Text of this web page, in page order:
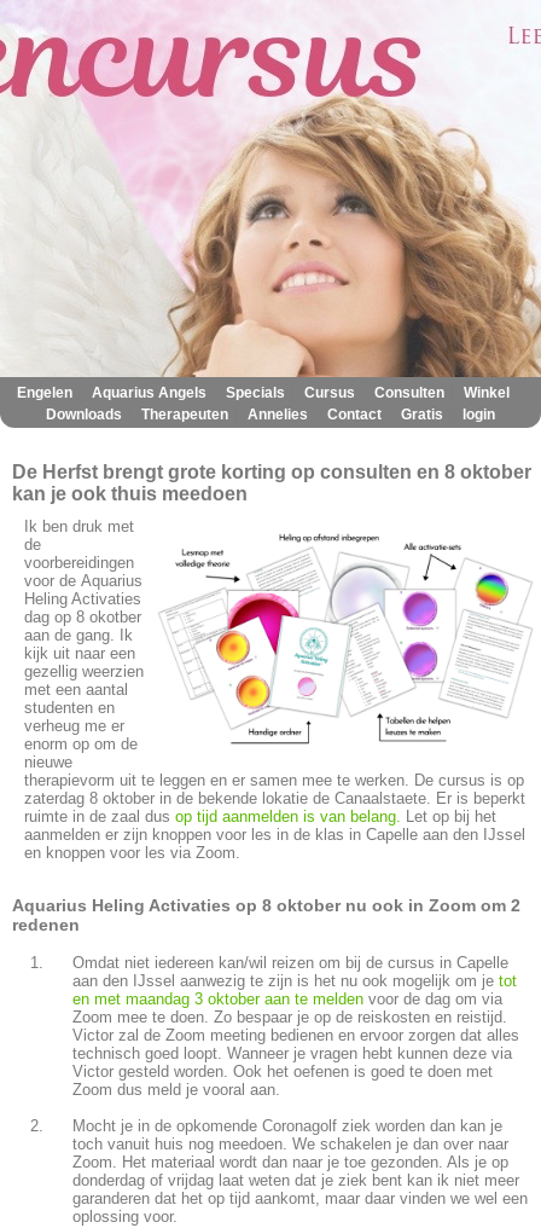
Engelen Aquarius Angels Specials Cursus Consulten Winkel
Downloads Therapeuten Annelies Contact Gratis login
De Herfst brengt grote korting op consulten en 8 oktober
kan je ook thuis meedoen
Ik ben druk met
de
voorbereidingen
voor de Aquarius
Heling Activaties
dag op 8 okotber
aan de gang. Ik
kijk uit naar een
gezellig weerzien
met een aantal
studenten en
verheug me er
enorm op om de
nieuwe
therapievorm uit te leggen en er samen mee te werken. De cursus is op
zaterdag 8 oktober in de bekende lokatie de Canaalstaete. Er is beperkt
ruimte in de zaal dus op tijd aanmelden is van belang. Let op bij het
aanmelden er zijn knoppen voor les in de klas in Capelle aan den IJssel
en knoppen voor les via Zoom.
Aquarius Heling Activaties op 8 oktober nu ook in Zoom om 2
redenen
Omdat niet iedereen kan/wil reizen om bij de cursus in Capelle
aan den IJssel aanwezig te zijn is het nu ook mogelijk om je tot
en met maandag 3 oktober aan te melden voor de dag om via
Zoom mee te doen. Zo bespaar je op de reiskosten en reistijd.
Victor zal de Zoom meeting bedienen en ervoor zorgen dat alles
technisch goed loopt. Wanneer je vragen hebt kunnen deze via
Victor gesteld worden. Ook het oefenen is goed te doen met
Zoom dus meld je vooral aan.
Mocht je in de opkomende Coronagolf ziek worden dan kan je
toch vanuit huis nog meedoen. We schakelen je dan over naar
Zoom. Het materiaal wordt dan naar je toe gezonden. Als je op
donderdag of vrijdag laat weten dat je ziek bent kan ik niet meer
garanderen dat het op tijd aankomt, maar daar vinden we wel een
oplossing voor.